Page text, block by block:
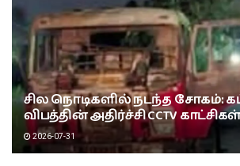
சில நொடிகளில் நடந்த சோகம்:
விபத்தின் அதிர்ச்சி CCTV
2026-07-31